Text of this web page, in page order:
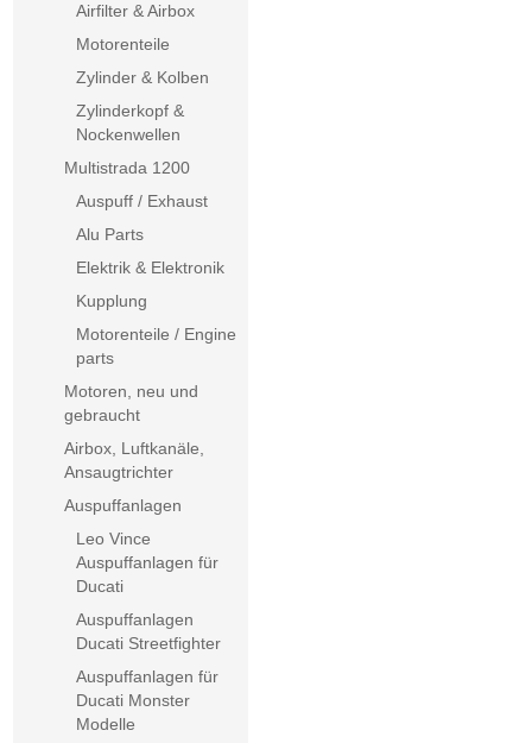
Airfilter & Airbox
Motorenteile
Zylinder & Kolben
Zylinderkopf &
Nockenwellen
Multistrada 1200
Auspuff / Exhaust
Alu Parts
Elektrik & Elektronik
Kupplung
Motorenteile / Engine
parts
Motoren, neu und
gebraucht
Airbox, Luftkanäle,
Ansaugtrichter
Auspuffanlagen
Leo Vince
Auspuffanlagen für
Ducati
Auspuffanlagen
Ducati Streetfighter
Auspuffanlagen für
Ducati Monster
Modelle